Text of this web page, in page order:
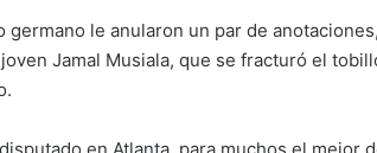
germano le anularon un par de
Jamal Musiala, que se fracturó el